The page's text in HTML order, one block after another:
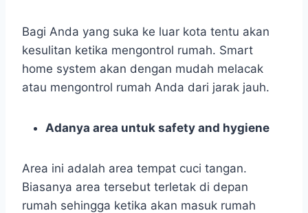
Bagi Anda yang suka ke luar kota tentu akan
kesulitan ketika mengontrol rumah. Smart
home system akan dengan mudah melacak
atau mengontrol rumah Anda dari jarak jauh.
Adanya area untuk safety and hygiene
Area ini adalah area tempat cuci tangan.
Biasanya area tersebut terletak di depan
rumah sehingga ketika akan masuk rumah